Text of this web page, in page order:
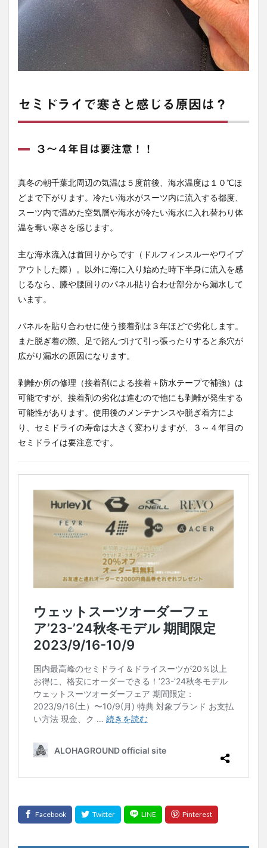
セミドライで寒さと感じる原因は？
３～４年目は要注意！！
真冬の朝千葉北周辺の気温は５度前後、海水温度は１０℃ほ
どまで下がります。冷たい海水がスーツ内に流入する都度、
スーツ内で温めた空気層や海水が冷たい海水に入れ替わり体
温を奪い寒さを感じます。
主な海水流入は首回りからです（ドルフィンスルーやワイプ
アウトした際）。以外に海に入り始めた時下半身に流入を感
じるなら、膝や腰回りのパネル貼り合わせ部分から漏水して
います。
パネルを貼り合わせに使う接着剤は３年ほどで劣化します。
また脱ぎ着の際、足で踏んづけて引っ張ったりすると糸穴が
広がり漏水の原因になります。
剥離か所の修理（接着剤による接着＋防水テープで補強）は
可能ですが、接着剤の劣化は進むので他にも剥離が発生する
可能性があります。使用後のメンテナンスや脱ぎ着方によ
り、セミドライの寿命は大きく変わりますが、３～４年目の
セミドライは要注意です。